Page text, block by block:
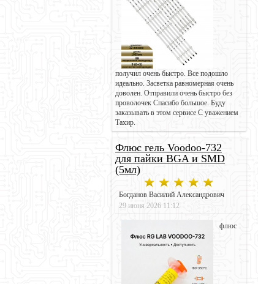
получил очень быстро. Все подошло
идеально. Засветка равномерная очень
доволен. Отправили очень быстро без
проволочек Спасибо большое. Буду
заказывать в этом сервисе С уважением
Тахир.
Флюс гель Voodoo-732
для пайки BGA и SMD
(5мл)
Богданов Василий Александрович
29 июня 2026 11:12
флюс